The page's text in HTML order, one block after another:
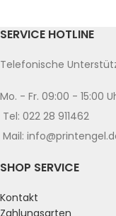
SERVICE HOTLINE
Telefonische
Mo. - Fr. 09:00 - 15:00
Tel: 022 28 911462
Mail:
SHOP SERVICE
Kontakt